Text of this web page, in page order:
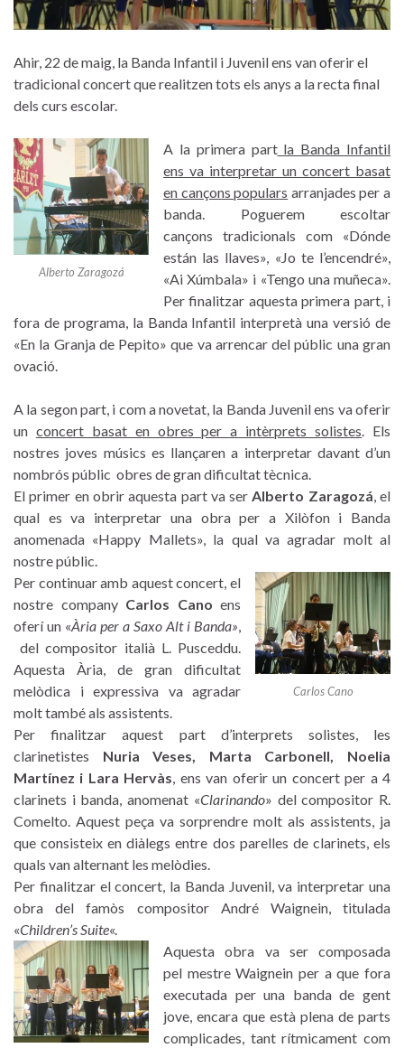
Ahir, 22 de maig, la Banda Infantil i Juvenil ens van oferir el
tradicional concert que realitzen tots els anys a la recta final
dels curs escolar.
Alberto Zaragozá
A la primera partla Banda Infantil
ens va interpretar un concert basat
en cançons populars arranjades per a
banda. Poguerem escoltar
cançons tradicionals com «Dónde
están las llaves», «Jo te l’encendré»,
«Ai Xúmbala» i «Tengo una muñeca».
Per finalitzar aquesta primera part, i
fora de programa, la Banda Infantil interpretà una versió de
«En la Granja de Pepito» que va arrencar del públic una gran
ovació.
A la segon part, i com a novetat, la Banda Juvenil ens va oferir
un concert basat en obres per a intèrprets solistes. Els
nostres joves músics es llançaren a interpretar davant d’un
nombrós públic obres de gran dificultat tècnica.
El primer en obrir aquesta part va ser Alberto Zaragozá, el
qual es va interpretar una obra per a Xilòfon i Banda
anomenada «Happy Mallets», la qual va agradar molt al
nostre públic.
Carlos Cano
Per continuar amb aquest concert, el
nostre company Carlos Cano ens
oferí un «Ària per a Saxo Alt i Banda»,
del compositor italià L. Pusceddu.
Aquesta Ària, de gran dificultat
melòdica i expressiva va agradar
molt també als assistents.
Per finalitzar aquest part d’interprets solistes, les
clarinetistes Nuria Veses, Marta Carbonell, Noelia
Martínez i Lara Hervàs, ens van oferir un concert per a 4
clarinets i banda, anomenat «Clarinando» del compositor R.
Comelto. Aquest peça va sorprendre molt als assistents, ja
que consisteix en diàlegs entre dos parelles de clarinets, els
quals van alternant les melòdies.
Per finalitzar el concert, la Banda Juvenil, va interpretar una
obra del famòs compositor André Waignein, titulada
«Children’s Suite«.
Aquesta obra va ser composada
pel mestre Waignein per a que fora
executada per una banda de gent
jove, encara que està plena de parts
complicades, tant rítmicament com